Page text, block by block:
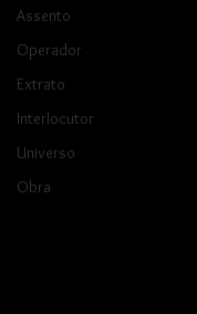
Assento
Operador
Extrato
Interlocutor
Universo
Obra